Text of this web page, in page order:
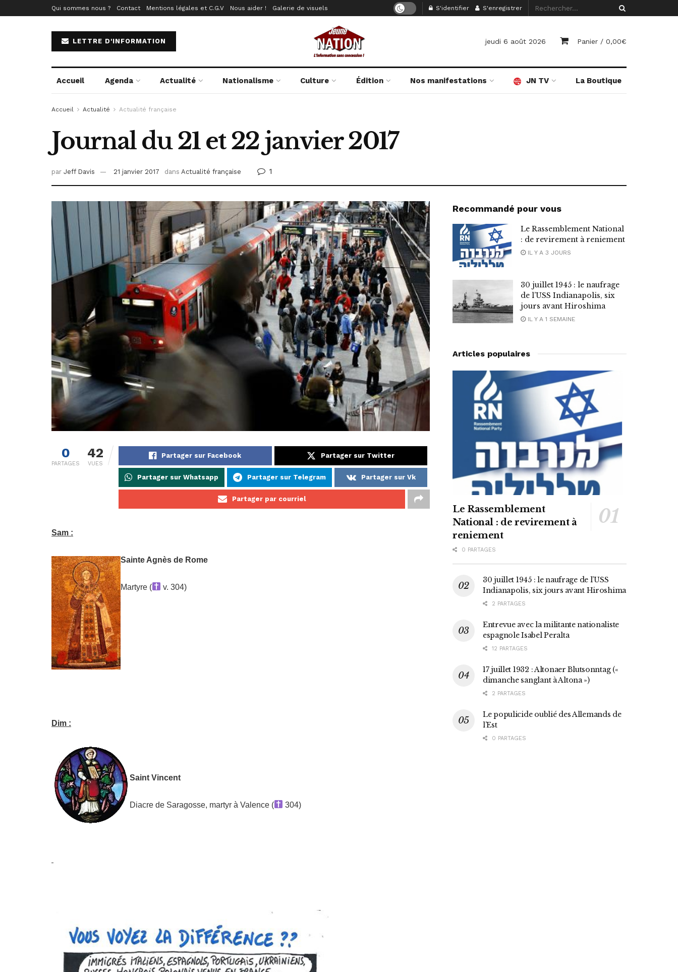
Qui sommes nous ? Contact Mentions légales et C.G.V Nous aider ! Galerie de visuels S'identifier S'enregistrer
LETTRE D'INFORMATION jeudi 6 août 2026 Panier / 0,00€
Accueil Agenda Actualité Nationalisme Culture Édition Nos manifestations JN TV La Boutique
Accueil Actualité Actualité française
Journal du 21 et 22 janvier 2017
par Jeff Davis 21 janvier 2017 dans Actualité française 1
0
PARTAGES
42
VUES
Partager sur Facebook Partager sur Twitter
Partager sur Whatsapp Partager sur Telegram Partager sur Vk
Partager par courriel
Sam :
Sainte Agnès de Rome
Martyre ( v. 304)
Dim :
Saint Vincent
Diacre de Saragosse, martyr à Valence ( 304)
Recommandé pour vous
Le Rassemblement National
: de revirement à reniement
IL Y A 3 JOURS
30 juillet 1945 : le naufrage
de l’USS Indianapolis, six
jours avant Hiroshima
IL Y A 1 SEMAINE
Articles populaires
Le Rassemblement
National : de revirement à
reniement
0 PARTAGES
30 juillet 1945 : le naufrage de l’USS
Indianapolis, six jours avant Hiroshima
2 PARTAGES
Entrevue avec la militante nationaliste
espagnole Isabel Peralta
12 PARTAGES
17 juillet 1932 : Altonaer Blutsonntag («
dimanche sanglant à Altona »)
2 PARTAGES
Le populicide oublié des Allemands de
l’Est
0 PARTAGES